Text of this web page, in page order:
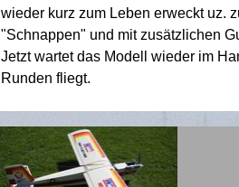
wieder kurz zum Leben erweckt uz.
"Schnappen" und mit zusätzlichen
Jetzt wartet das Modell wieder im
Runden fliegt.